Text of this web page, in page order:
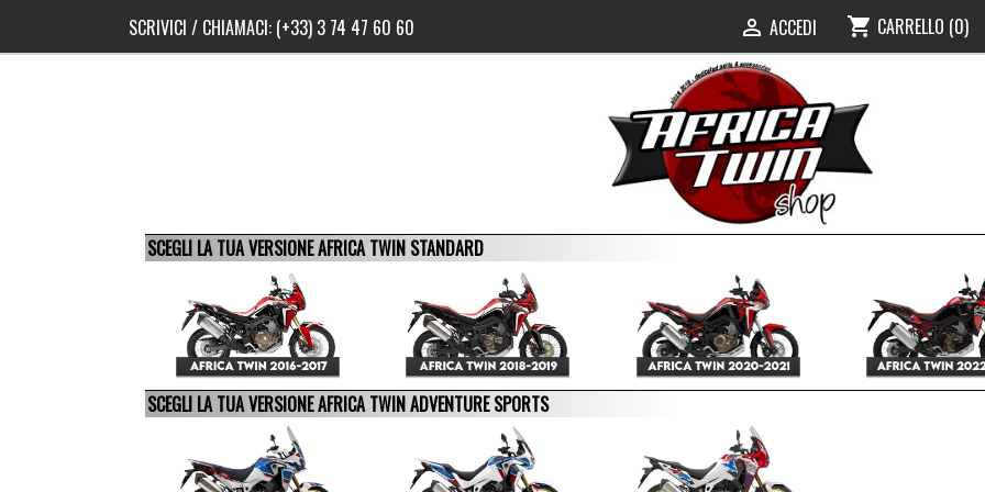
SCRIVICI / CHIAMACI: (+33) 3 74 47 60 60  ACCEDI shopping_cart CARRELLO (0)
SCEGLI LA TUA VERSIONE AFRICA TWIN STANDARD
SCEGLI LA TUA VERSIONE AFRICA TWIN ADVENTURE SPORTS